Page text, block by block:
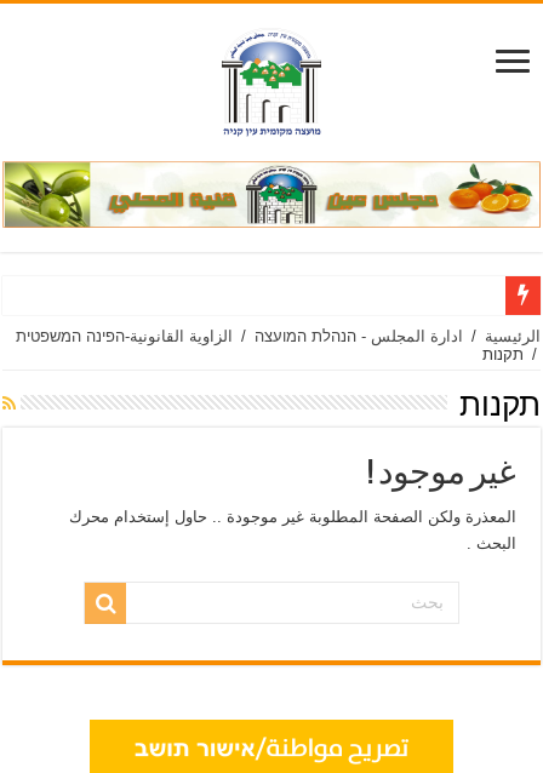
الرئيسية / ادارة المجلس - הנהלת המועצה /
الزاوية القانونية-הפינה המשפטית
/ תקנות
תקנות
غير موجود !
المعذرة ولكن الصفحة المطلوبة غير موجودة .. حاول إستخدام محرك
البحث .